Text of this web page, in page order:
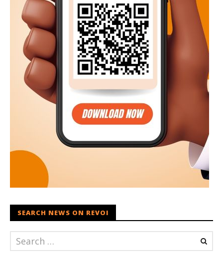
SEARCH NEWS ON REVOI